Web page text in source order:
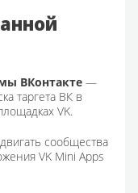
ВКонтакте —
таргета ВК в
VK.
сообщества
VK Mini Apps